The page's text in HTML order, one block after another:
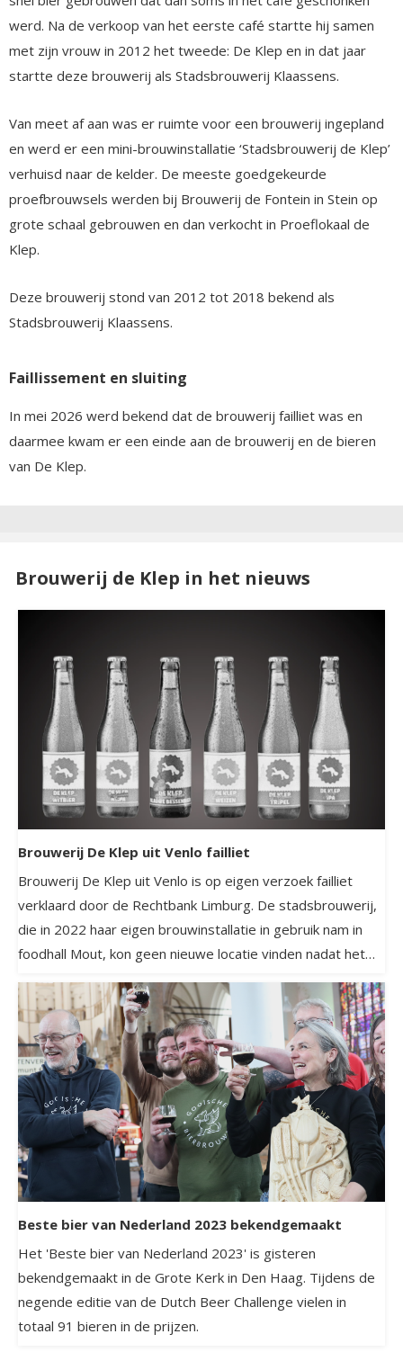
werd. Na de verkoop van het eerste café startte hij samen
met zijn vrouw in 2012 het tweede: De Klep en in dat jaar
startte deze brouwerij als Stadsbrouwerij Klaassens.
Van meet af aan was er ruimte voor een brouwerij ingepland
en werd er een mini-brouwinstallatie ‘Stadsbrouwerij de Klep’
verhuisd naar de kelder. De meeste goedgekeurde
proefbrouwsels werden bij Brouwerij de Fontein in Stein op
grote schaal gebrouwen en dan verkocht in Proeflokaal de
Klep.
Deze brouwerij stond van 2012 tot 2018 bekend als
Stadsbrouwerij Klaassens.
Faillissement en sluiting
In mei 2026 werd bekend dat de brouwerij failliet was en
daarmee kwam er een einde aan de brouwerij en de bieren
van De Klep.
Brouwerij de Klep in het nieuws
Brouwerij De Klep uit Venlo failliet
Brouwerij De Klep uit Venlo is op eigen verzoek failliet
verklaard door de Rechtbank Limburg. De stadsbrouwerij,
die in 2022 haar eigen brouwinstallatie in gebruik nam in
foodhall Mout, kon geen nieuwe locatie vinden nadat het
Beste bier van Nederland 2023 bekendgemaakt
Het 'Beste bier van Nederland 2023' is gisteren
bekendgemaakt in de Grote Kerk in Den Haag. Tijdens de
negende editie van de Dutch Beer Challenge vielen in
totaal 91 bieren in de prijzen.